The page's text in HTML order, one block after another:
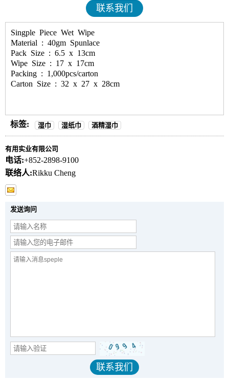
联系我们
Singple Piece Wet Wipe
Material : 40gm Spunlace
Pack Size : 6.5 x 13cm
Wipe Size : 17 x 17cm
Packing : 1,000pcs/carton
Carton Size : 32 x 27 x 28cm
标签: 湿巾 湿纸巾 酒精湿巾
有用实业有限公司
电话:+852-2898-9100
联络人:Rikku Cheng
发送询问